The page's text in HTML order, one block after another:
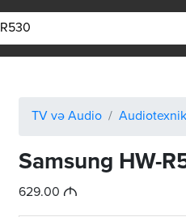
TV və Audio
Samsung HW-
629.00 M